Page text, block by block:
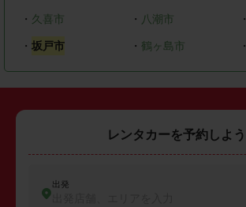
・ 久喜市 ・ 八潮市 ・
・ 坂戸市 ・ 鶴ヶ島市 ・
レンタカーを予約しよう
出発